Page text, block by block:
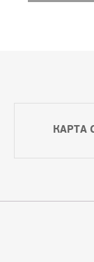
КАРТА